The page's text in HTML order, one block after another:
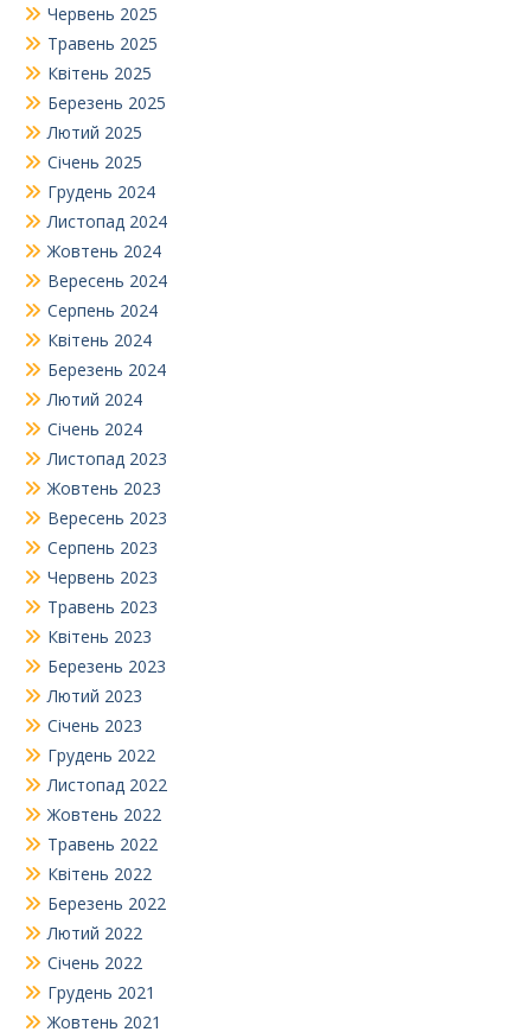
Червень 2025
Травень 2025
Квітень 2025
Березень 2025
Лютий 2025
Січень 2025
Грудень 2024
Листопад 2024
Жовтень 2024
Вересень 2024
Серпень 2024
Квітень 2024
Березень 2024
Лютий 2024
Січень 2024
Листопад 2023
Жовтень 2023
Вересень 2023
Серпень 2023
Червень 2023
Травень 2023
Квітень 2023
Березень 2023
Лютий 2023
Січень 2023
Грудень 2022
Листопад 2022
Жовтень 2022
Травень 2022
Квітень 2022
Березень 2022
Лютий 2022
Січень 2022
Грудень 2021
Жовтень 2021